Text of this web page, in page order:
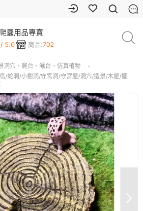
蟲用品專賣
5.0 商品:702
洞穴、爬台、曬台、仿真植物
-
/蛇洞/小樹洞/守宮洞/守宮屋/洞穴/造景/木屋/擺